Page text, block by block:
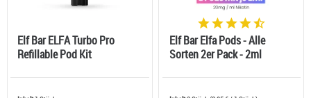
Elf Bar ELFA Turbo Pro
Refillable Pod Kit
Elf Bar Elfa Pods - Alle
Sorten 2er Pack - 2ml